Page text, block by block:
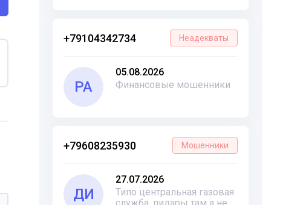
+79104342734 Неадекваты
РА
05.08.2026
Финансовые мошенники
+79608235930 Мошенники
ДИ
27.07.2026
Типо центральная газовая